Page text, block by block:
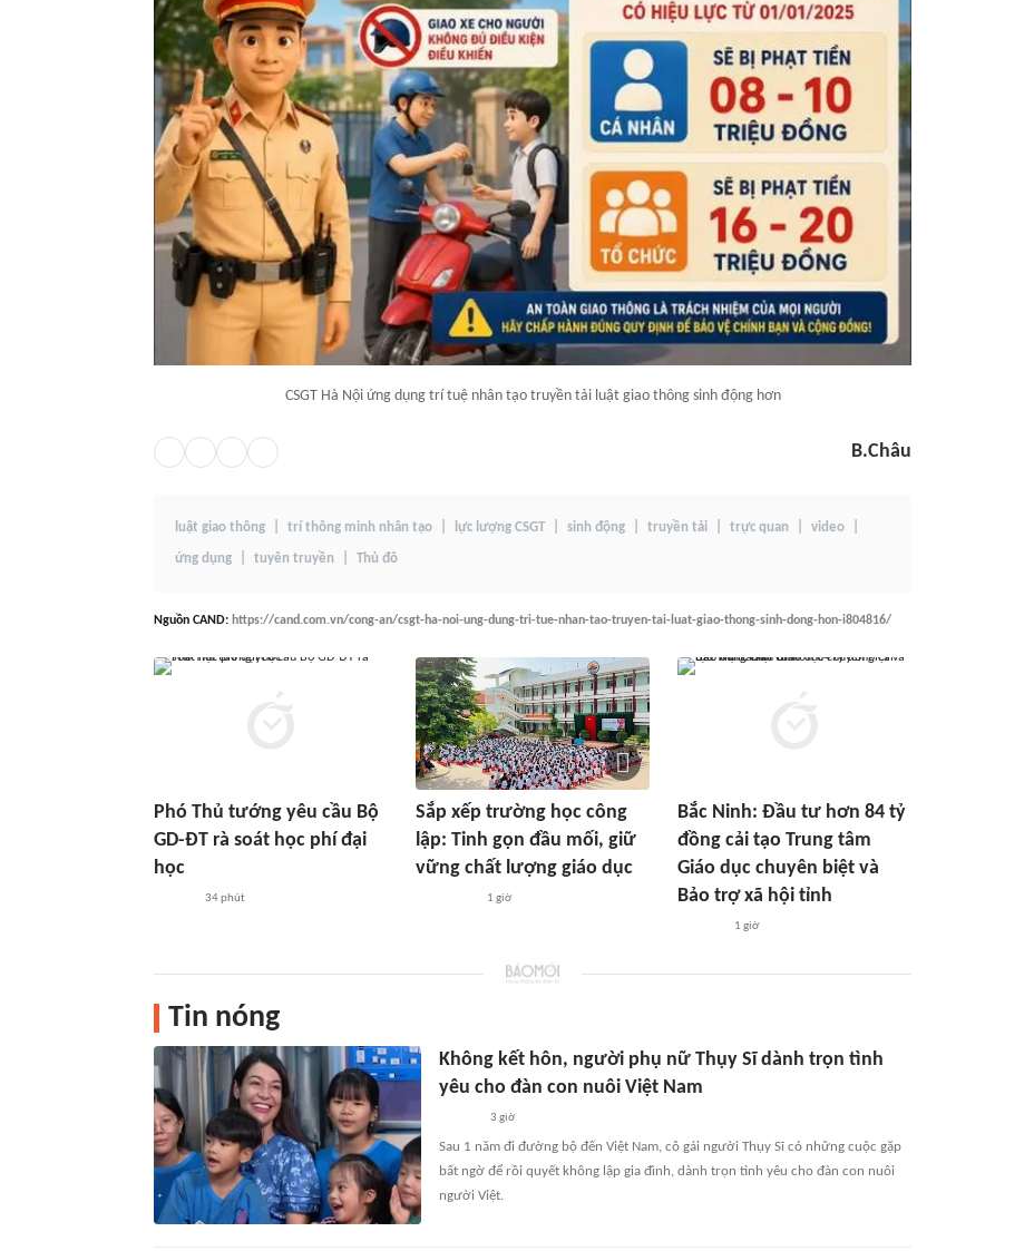
CSGT Hà Nội ứng dụng trí tuệ nhân tạo truyền tải luật giao thông sinh động hơn
B.Châu
luật giao thông trí thông minh nhân tạo lực lượng CSGT sinh động truyền tải trực quan video
ứng dụng tuyên truyền Thủ đô
Nguồn CAND: https://cand.com.vn/cong-an/csgt-ha-noi-ung-dung-tri-tue-nhan-tao-truyen-tai-luat-giao-thong-sinh-dong-hon-i804816/
Phó Thủ tướng yêu cầu Bộ
GD-ĐT rà soát học phí đại
học
34 phút
Sắp xếp trường học công
lập: Tinh gọn đầu mối, giữ
vững chất lượng giáo dục
1 giờ
Bắc Ninh: Đầu tư hơn 84 tỷ
đồng cải tạo Trung tâm
Giáo dục chuyên biệt và
Bảo trợ xã hội tỉnh
1 giờ
Tin nóng
Không kết hôn, người phụ nữ Thụy Sĩ dành trọn tình
yêu cho đàn con nuôi Việt Nam
3 giờ
Sau 1 năm đi đường bộ đến Việt Nam, cô gái người Thụy Sĩ có những cuộc gặp
bất ngờ để rồi quyết không lập gia đình, dành trọn tình yêu cho đàn con nuôi
người Việt.